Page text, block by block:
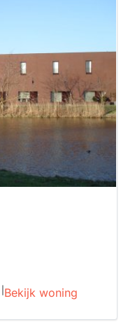
Bekijk woning